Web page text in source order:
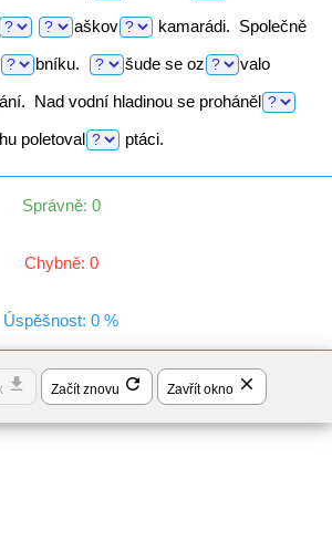
aškov
kamarádi. Společně
bníku. šude se oz
valo
Nad vodní hladinou se proháněl
poletoval ptáci.
Správně: 0
Chybně: 0
Úspěšnost: 0 %
file_download Začít znovu refresh Zavřít okno close